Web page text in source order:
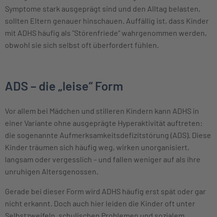
Symptome stark ausgeprägt sind und den Alltag belasten,
sollten Eltern genauer hinschauen. Auffällig ist, dass Kinder
mit ADHS häufig als "Störenfriede" wahrgenommen werden,
obwohl sie sich selbst oft überfordert fühlen.
ADS – die „leise“ Form
Vor allem bei Mädchen und stilleren Kindern kann ADHS in
einer Variante ohne ausgeprägte Hyperaktivität auftreten:
die sogenannte Aufmerksamkeitsdefizitstörung (ADS). Diese
Kinder träumen sich häufig weg, wirken unorganisiert,
langsam oder vergesslich – und fallen weniger auf als ihre
unruhigen Altersgenossen.
Gerade bei dieser Form wird ADHS häufig erst spät oder gar
nicht erkannt. Doch auch hier leiden die Kinder oft unter
Selbstzweifeln, schulischen Problemen und sozialem